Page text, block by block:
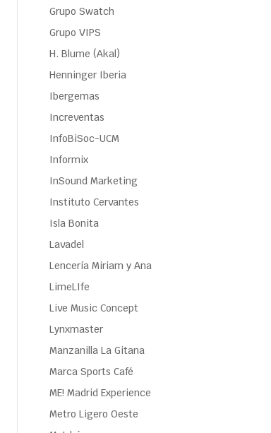
Grupo Swatch
Grupo VIPS
H. Blume (Akal)
Henninger Iberia
Ibergemas
Increventas
InfoBiSoc-UCM
Informix
InSound Marketing
Instituto Cervantes
Isla Bonita
Lavadel
Lencería Miriam y Ana
LimeLIfe
Live Music Concept
Lynxmaster
Manzanilla La Gitana
Marca Sports Café
ME! Madrid Experience
Metro Ligero Oeste